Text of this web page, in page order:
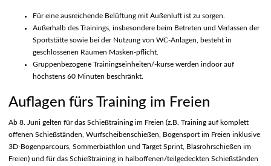
Für eine ausreichende Belüftung mit Außenluft ist zu sorgen.
Außerhalb des Trainings, insbesondere beim Betreten und Verlassen der
Sportstätte sowie bei der Nutzung von WC-Anlagen, besteht in
geschlossenen Räumen Masken-pflicht.
Gruppenbezogene Trainingseinheiten/-kurse werden indoor auf
höchstens 60 Minuten beschränkt.
Auflagen fürs Training im Freien
Ab 8. Juni gelten für das Schießtraining im Freien (z.B. Training auf komplett
offenen Schießständen, Wurfscheibenschießen, Bogensport im Freien inklusive
3D-Bogenparcours, Sommerbiathlon und Target Sprint, Blasrohrschießen im
Freien) und für das Schießtraining in halboffenen/teilgedeckten Schießständen